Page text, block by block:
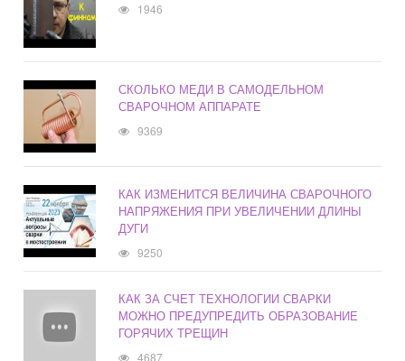
1946
СКОЛЬКО МЕДИ В САМОДЕЛЬНОМ
СВАРОЧНОМ АППАРАТЕ
9369
КАК ИЗМЕНИТСЯ ВЕЛИЧИНА СВАРОЧНОГО
НАПРЯЖЕНИЯ ПРИ УВЕЛИЧЕНИИ ДЛИНЫ
ДУГИ
9250
КАК ЗА СЧЕТ ТЕХНОЛОГИИ СВАРКИ
МОЖНО ПРЕДУПРЕДИТЬ ОБРАЗОВАНИЕ
ГОРЯЧИХ ТРЕЩИН
4687